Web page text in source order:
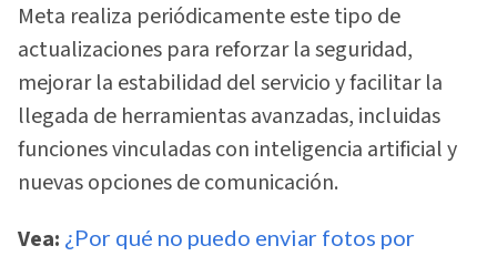
Meta realiza periódicamente este tipo de
actualizaciones para reforzar la seguridad,
mejorar la estabilidad del servicio y facilitar la
llegada de herramientas avanzadas, incluidas
funciones vinculadas con inteligencia artificial y
nuevas opciones de comunicación.
Vea: ¿Por qué no puedo enviar fotos por